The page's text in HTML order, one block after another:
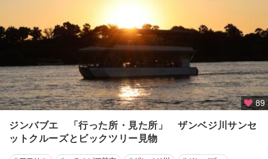
89
ジンバブエ 「行った所・見た所」 ザンベジ川サンセ
ットクルーズとビックツリー見物